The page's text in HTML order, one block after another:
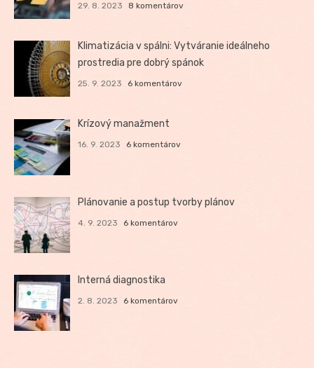
29. 8. 2023 8 komentárov
Klimatizácia v spálni: Vytváranie ideálneho
prostredia pre dobrý spánok
25. 9. 2023 6 komentárov
Krízový manažment
16. 9. 2023 6 komentárov
Plánovanie a postup tvorby plánov
4. 9. 2023 6 komentárov
Interná diagnostika
2. 8. 2023 6 komentárov